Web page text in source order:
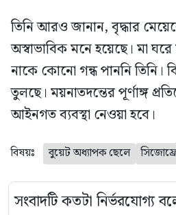
তিনি আরও জানান, বৃদ্ধার
অস্বাভাবিক মনে হয়েছে। মা
নাকে কোনো গন্ধ পাননি তিনি।
তুলছে। ময়নাতদন্তের পূর্ণাঙ্গ
আইনগত ব্যবস্থা নেওয়া হবে।
বিষয়ঃ বুয়েট অধ্যাপক ছেলে
সংবাদটি কতটা নির্ভরযোগ্য